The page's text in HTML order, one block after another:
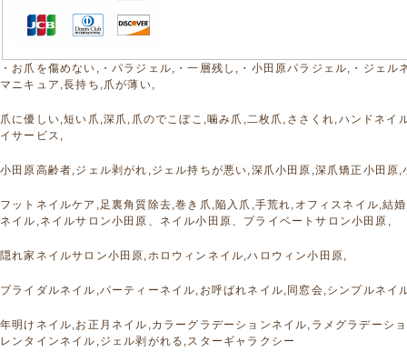
・お爪を傷めない,・パラジェル,・一層残し,・小田原パラジェル,・ジェル
マニキュア,長持ち,爪が薄い,
爪に優しい,短い爪,深爪,爪のでこぼこ,噛み爪,二枚爪,ささくれ,ハンドネイ
イサービス,
小田原高齢者,ジェル剥がれ,ジェル持ちが悪い,深爪小田原,深爪矯正小田原
フットネイルケア,足裏角質除去,巻き爪,陥入爪,手荒れ,オフィスネイル,結
ネイル,ネイルサロン小田原、ネイル小田原、プライベートサロン小田原,
隠れ家ネイルサロン小田原,ホロウィンネイル,ハロウィン小田原,
ブライダルネイル,パーティーネイル,お呼ばれネイル,同窓会,シンプルネイ
年明けネイル,お正月ネイル,カラーグラデーションネイル,ラメグラデーシ
レンタインネイル,ジェル剥がれる,スターギャラクシー